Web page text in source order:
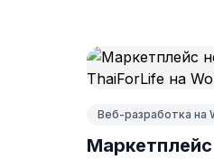
Веб-разработка на